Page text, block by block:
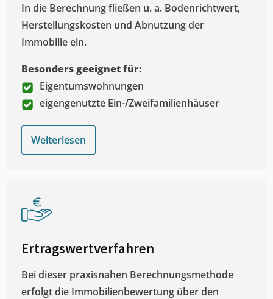
In die Berechnung fließen u. a. Bodenrichtwert,
Herstellungskosten und Abnutzung der
Immobilie ein.
Besonders geeignet für:
Eigentumswohnungen
eigengenutzte Ein-/Zweifamilienhäuser
Weiterlesen
Ertragswertverfahren
Bei dieser praxisnahen Berechnungsmethode
erfolgt die Immobilienbewertung über den